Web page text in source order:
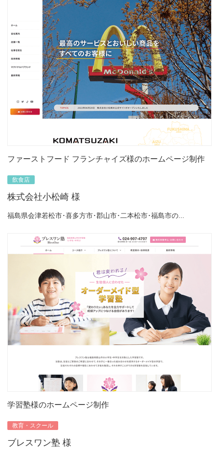
ファーストフード フランチャイズ様のホームページ制作
飲食店
株式会社小松崎 様
福島県会津若松市･喜多方市･郡山市･二本松市･福島市の...
学習塾様のホームページ制作
教育・スクール
ブレスワン塾 様